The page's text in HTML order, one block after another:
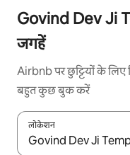
Govind Dev Ji
जगहें
Airbnb पर छुट्टियों के
बहुत कुछ बुक करें
लोकेशन
नतीजों के उपलब्ध होने पर,